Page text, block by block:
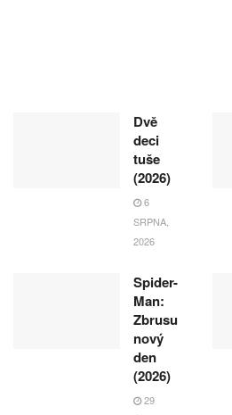
Dvě
deci
tuše
(2026)
6
SRPNA,
2026
Spider-
Man:
Zbrusu
nový
den
(2026)
29